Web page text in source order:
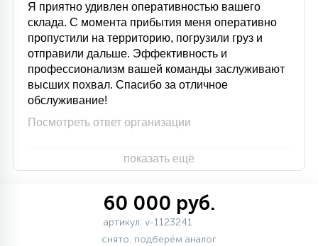
Я приятно удивлен оперативностью вашего
склада. С момента прибытия меня оперативно
пропустили на территорию, погрузили груз и
отправили дальше. Эффективность и
профессионализм вашей команды заслуживают
высших похвал. Спасибо за отличное
обслуживание!
Посмотреть ответ организации
показать ещё
60 000 руб.
артикул: v-1123241
снято. подберём аналог